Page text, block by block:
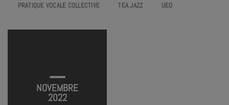
PRATIQUE VOCALE COLLECTIVE
TEA JAZZ UEO
NOVEMBRE
2022